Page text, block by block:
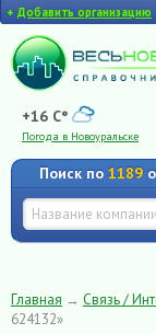
+ Добавить организацию
+16 C°
Погода в Новоуральске
Поиск по 1189
Главная → Связь /
624132»